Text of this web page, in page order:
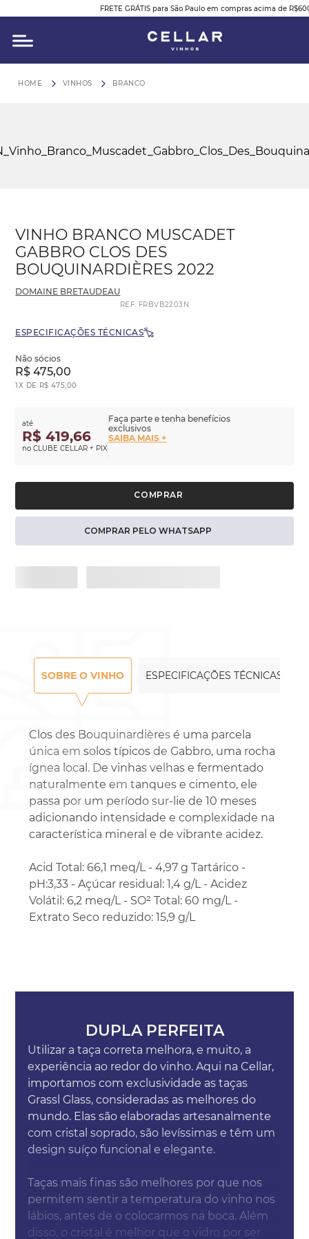
FRETE GRÁTIS para São Paulo em compras acima de
VINHOS BRANCO
VINHO BRANCO MUSCADET
GABBRO CLOS DES
BOUQUINARDIÈRES 2022
DOMAINE BRETAUDEAU
REF: FRBVB2203N
ESPECIFICAÇÕES TÉCNICAS
Não sócios
R$ 475,00
1X DE R$ 475,00
até
R$ 419,66
no CLUBE CELLAR + PIX
Faça parte e tenha benefícios
exclusivos
SAIBA MAIS +
COMPRAR PELO WHATSAPP
SOBRE O VINHO ESPECIFICAÇÕES TÉCNICAS
Clos des Bouquinardières é uma parcela
única em solos típicos de Gabbro, uma rocha
ígnea local. De vinhas velhas e fermentado
naturalmente em tanques e cimento, ele
passa por um período sur-lie de 10 meses
adicionando intensidade e complexidade na
característica mineral e de vibrante acidez.
Acid Total: 66,1 meq/L - 4,97 g Tartárico -
pH:3,33 - Açúcar residual: 1,4 g/L - Acidez
Volátil: 6,2 meq/L - SO² Total: 60 mg/L -
Extrato Seco reduzido: 15,9 g/L
DUPLA PERFEITA
Utilizar a taça correta melhora, e muito, a
experiência ao redor do vinho. Aqui na Cellar,
importamos com exclusividade as taças
Grassl Glass, consideradas as melhores do
mundo. Elas são elaboradas artesanalmente
com cristal soprado, são levíssimas e têm um
design suíço funcional e elegante.
Taças mais finas são melhores por que nos
permitem sentir a temperatura do vinho nos
lábios, antes de o colocarmos na boca. Além
disso, o cristal é melhor que o vidro por ser